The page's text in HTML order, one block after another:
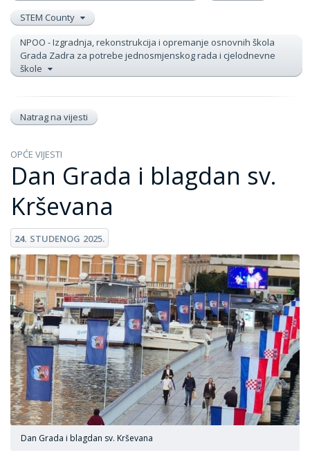
STEM County
NPOO - Izgradnja, rekonstrukcija i opremanje osnovnih škola
Grada Zadra za potrebe jednosmjenskog rada i cjelodnevne
škole
Natrag na vijesti
OPĆE VIJESTI
Dan Grada i blagdan sv.
Krševana
24. STUDENOG 2025.
Dan Grada i blagdan sv. Krševana